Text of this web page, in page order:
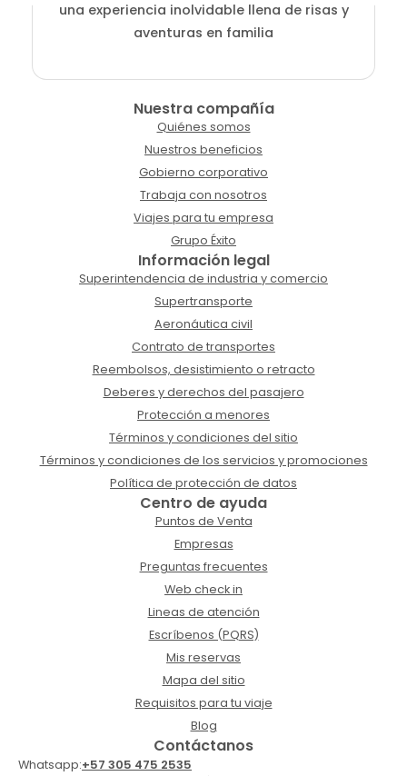
una experiencia inolvidable llena de risas y
aventuras en familia
Nuestra compañía
Quiénes somos
Nuestros beneficios
Gobierno corporativo
Trabaja con nosotros
Viajes para tu empresa
Grupo Éxito
Información legal
Superintendencia de industria y comercio
Supertransporte
Aeronáutica civil
Contrato de transportes
Reembolsos, desistimiento o retracto
Deberes y derechos del pasajero
Protección a menores
Términos y condiciones del sitio
Términos y condiciones de los servicios y promociones
Política de protección de datos
Centro de ayuda
Puntos de Venta
Empresas
Preguntas frecuentes
Web check in
Lineas de atención
Escríbenos (PQRS)
Mis reservas
Mapa del sitio
Requisitos para tu viaje
Blog
Contáctanos
Whatsapp:+57 305 475 2535